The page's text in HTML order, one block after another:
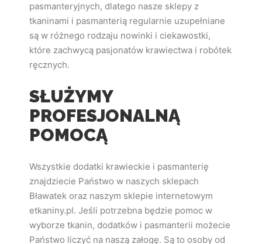
pasmanteryjnych, dlatego nasze sklepy z
tkaninami i pasmanterią regularnie uzupełniane
są w różnego rodzaju nowinki i ciekawostki,
które zachwycą pasjonatów krawiectwa i robótek
ręcznych.
SŁUŻYMY
PROFESJONALNĄ
POMOCĄ
Wszystkie dodatki krawieckie i pasmanterię
znajdziecie Państwo w naszych sklepach
Bławatek oraz naszym sklepie internetowym
etkaniny.pl. Jeśli potrzebna będzie pomoc w
wyborze tkanin, dodatków i pasmanterii możecie
Państwo liczyć na naszą załogę. Są to osoby od